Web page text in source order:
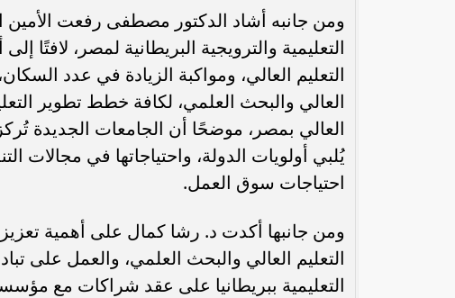
ومن جانبه أشاد الدكتور مصطفى رفعت الأمين
التعليمية والترويجية البريطانية لمصر،
التعليم العالي، ومواكبة الزيادة في عدد
العالي والبحث العلمي، لكافة خطط تطوير
العالي بمصر، موضحًا أن الجامعات الجديدة
يُلبي أولويات الدولة، واحتياجاتها في مجالات
احتياجات سوق العمل.
ومن جانبها أكدت د. رشا كمال على أهمية
التعليم العالي والبحث العلمي، والعمل
التعليمية ببريطانيا على عقد شراكات مع